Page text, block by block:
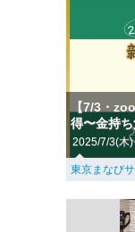
【7/3・
得〜金持
2025/7/3(木)
東京まなび